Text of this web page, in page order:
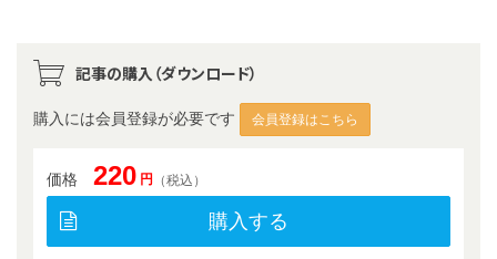
記事の購入（ダウンロード）
購入には会員登録が必要です 会員登録はこちら
価格 220 円 （税込）
購入する